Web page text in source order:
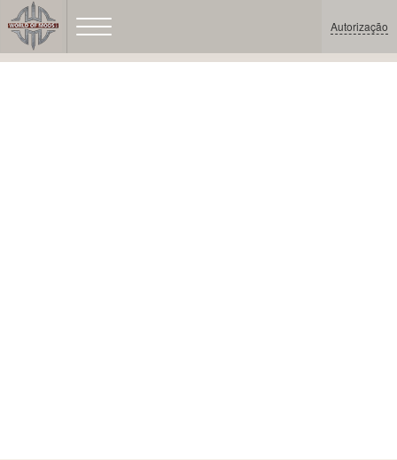
Autorização